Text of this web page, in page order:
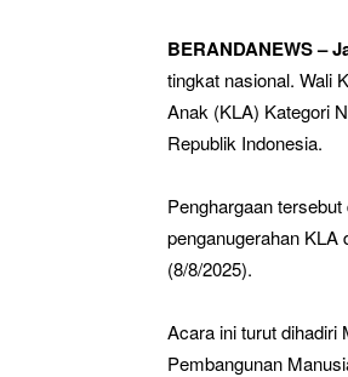
BERANDANEWS –
tingkat nasional. Wali
Anak (KLA) Kategori
Republik Indonesia.
Penghargaan
penganugerahan
(8/8/2025).
Acara ini turut dihadiri
Pembangunan